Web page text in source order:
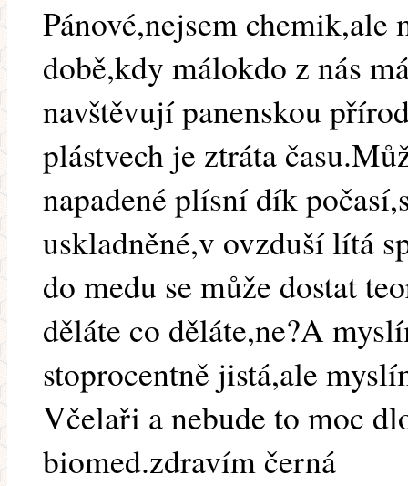
Pánové,nejsem chemik,ale
době,kdy málokdo z nás
navštěvují panenskou
plástvech je ztráta
napadené plísní dík
uskladněné,v ovzduší lítá
do medu se může dostat
děláte co děláte,ne?A
stoprocentně jistá,ale
Včelaři a nebude to moc
biomed.zdravím černá